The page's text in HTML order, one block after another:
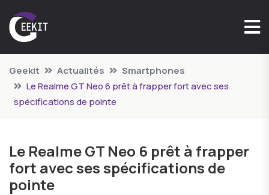
Geekit Actualités
Smartphones
Le Realme GT Neo 6 prêt à frapper fort avec ses
spécifications de pointe
Le Realme GT Neo 6 prêt à frapper
fort avec ses spécifications de
pointe